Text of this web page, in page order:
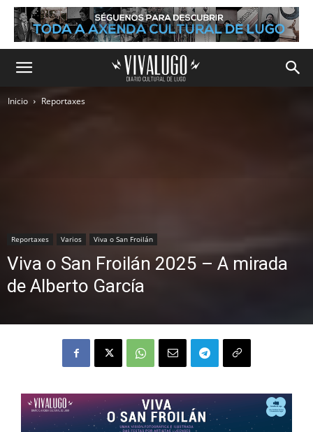
Inicio Reportaxes
Reportaxes Varios Viva o San Froilán
Viva o San Froilán 2025 – A mirada
de Alberto García